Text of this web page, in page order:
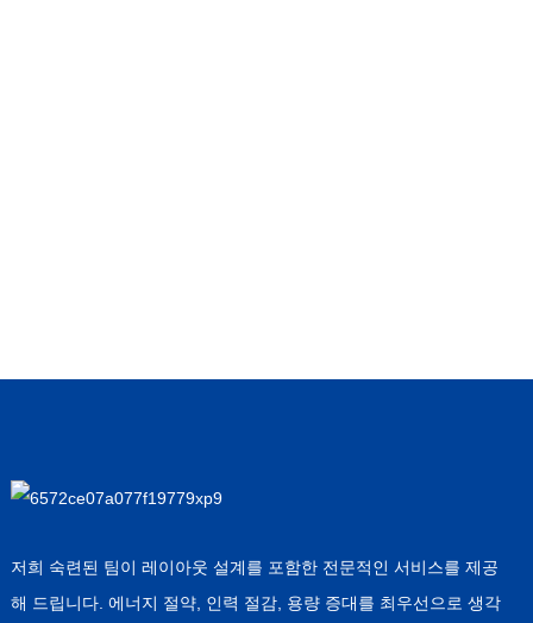
저희 숙련된 팀이 레이아웃 설계를 포함한 전문적인 서비스를 제공
해 드립니다. 에너지 절약, 인력 절감, 용량 증대를 최우선으로 생각